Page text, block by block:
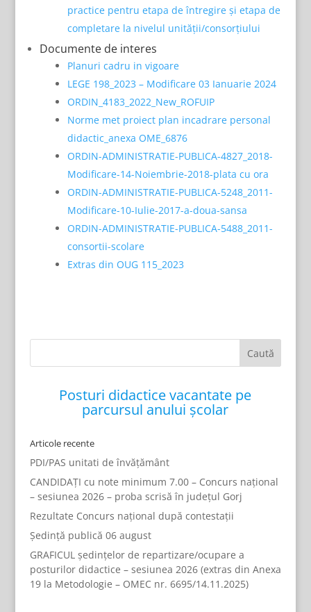
practice pentru etapa de întregire și etapa de
completare la nivelul unității/consorțiului
Documente de interes
Planuri cadru in vigoare
LEGE 198_2023 – Modificare 03 Ianuarie 2024
ORDIN_4183_2022_New_ROFUIP
Norme met proiect plan incadrare personal
didactic_anexa OME_6876
ORDIN-ADMINISTRATIE-PUBLICA-4827_2018-
Modificare-14-Noiembrie-2018-plata cu ora
ORDIN-ADMINISTRATIE-PUBLICA-5248_2011-
Modificare-10-Iulie-2017-a-doua-sansa
ORDIN-ADMINISTRATIE-PUBLICA-5488_2011-
consortii-scolare
Extras din OUG 115_2023
Posturi didactice vacantate pe
parcursul anului școlar
Articole recente
PDI/PAS unitati de învățământ
CANDIDAȚI cu note minimum 7.00 – Concurs național
– sesiunea 2026 – proba scrisă în județul Gorj
Rezultate Concurs național după contestații
Ședință publică 06 august
GRAFICUL ședințelor de repartizare/ocupare a
posturilor didactice – sesiunea 2026 (extras din Anexa
19 la Metodologie – OMEC nr. 6695/14.11.2025)